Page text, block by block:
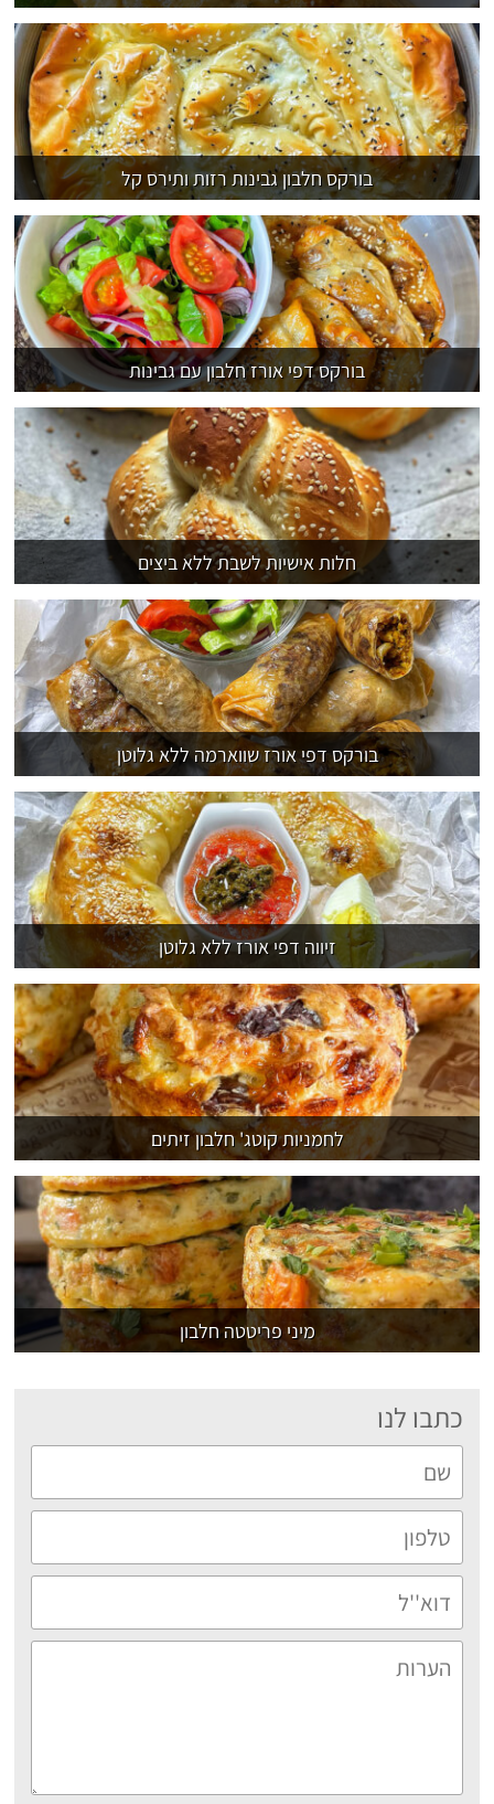
בורקס חלבון גבינות רזות ותירס קל
בורקס דפי אורז חלבון עם גבינות
חלות אישיות לשבת ללא ביצים
בורקס דפי אורז שווארמה ללא גלוטן
זיווה דפי אורז ללא גלוטן
לחמניות קוטג' חלבון זיתים
מיני פריטטה חלבון
כתבו לנו